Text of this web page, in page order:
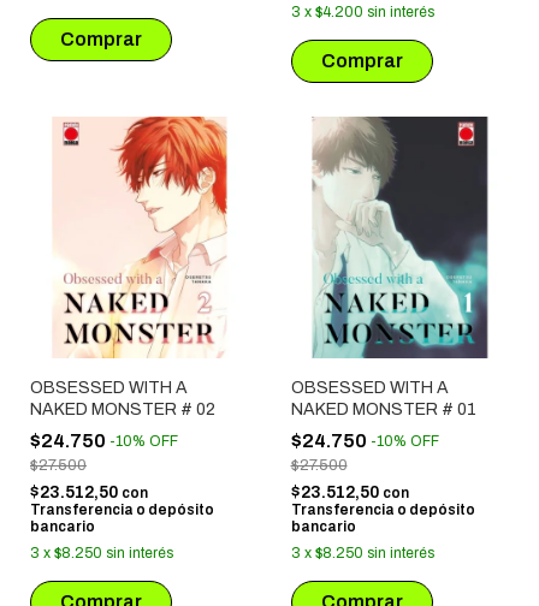
3 x $4.200 sin interés
OBSESSED WITH A
NAKED MONSTER # 02
$24.750 -10% OFF
$27.500
$23.512,50 con
Transferencia o depósito
bancario
3 x $8.250 sin interés
OBSESSED WITH A
NAKED MONSTER # 01
$24.750 -10% OFF
$27.500
$23.512,50 con
Transferencia o depósito
bancario
3 x $8.250 sin interés